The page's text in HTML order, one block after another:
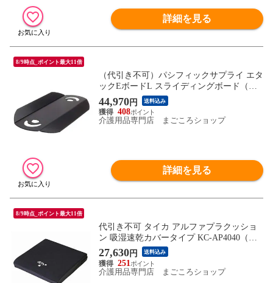
詳細を見る
8/9時点_ポイント最大11倍
（代引き不可）パシフィックサプライ エタ
ックEボードL スライディングボード（旧
モーリフトボード エタックボードL）介護
用品
44,970円 送料込み
408
介護用品専門店 まごころショップ
詳細を見る
8/9時点_ポイント最大11倍
代引き不可 タイカ アルファプラクッショ
ン 吸湿速乾カバータイプ KC-AP4040（車
椅子 クッション 介護 用品車イス用）介護
用品【532P16Jul16】
27,630円 送料込み
251
介護用品専門店 まごころショップ